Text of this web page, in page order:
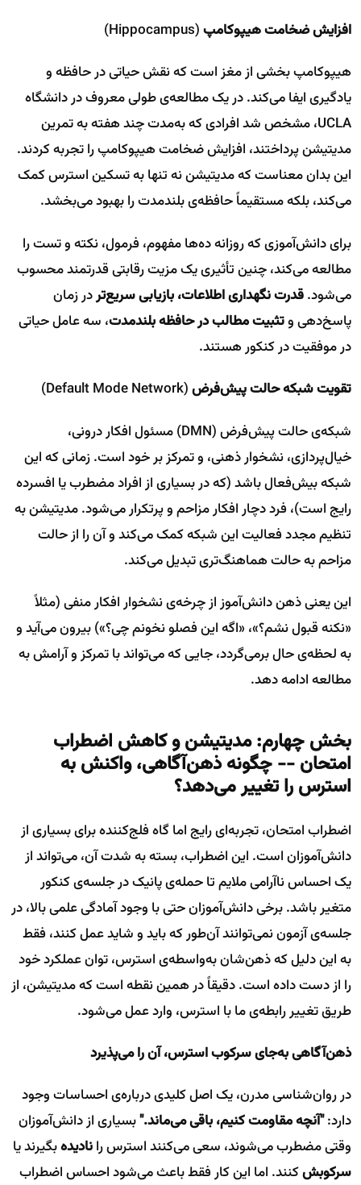
افزایش ضخامت هیپوکامپ(Hippocampus)
هیپوکامپ بخشی از مغز است که نقش حیاتی در حافظه و
یادگیری ایفا می‌کند. در یک مطالعه‌ی طولی معروف در دانشگاه
UCLA، مشخص شد افرادی که به‌مدت چند هفته به تمرین
مدیتیشن پرداختند، افزایش ضخامت هیپوکامپ را تجربه کردند.
این بدان معناست که مدیتیشن نه تنها به تسکین استرس کمک
می‌کند، بلکه مستقیماً حافظه‌ی بلندمدت را بهبود می‌بخشد.
برای دانش‌آموزی که روزانه ده‌ها مفهوم، فرمول، نکته و تست را
مطالعه می‌کند، چنین تأثیری یک مزیت رقابتی قدرتمند محسوب
می‌شود.قدرت نگهداری اطلاعات، بازیابی سریع‌تردر زمان
پاسخ‌دهی وتثبیت مطالب در حافظه بلندمدت، سه عامل حیاتی
در موفقیت در کنکور هستند.
تقویت شبکه حالت پیش‌فرض(Default Mode Network)
شبکه‌ی حالت پیش‌فرض (DMN) مسئول افکار درونی،
خیال‌پردازی، نشخوار ذهنی، و تمرکز بر خود است. زمانی که این
شبکه بیش‌فعال باشد (که در بسیاری از افراد مضطرب یا افسرده
رایج است)، فرد دچار افکار مزاحم و پرتکرار می‌شود. مدیتیشن به
تنظیم مجدد فعالیت این شبکه کمک می‌کند و آن را از حالت
مزاحم به حالت هماهنگ‌تری تبدیل می‌کند.
این یعنی ذهن دانش‌آموز از چرخه‌ی نشخوار افکار منفی (مثلاً
«نکنه قبول نشم؟»، «اگه این فصلو نخونم چی؟») بیرون می‌آید و
به لحظه‌ی حال برمی‌گردد، جایی که می‌تواند با تمرکز و آرامش به
مطالعه ادامه دهد.
بخش چهارم: مدیتیشن و کاهش اضطراب
امتحان -- چگونه ذهن‌آگاهی، واکنش به
استرس را تغییر می‌دهد؟
اضطراب امتحان، تجربه‌ای رایج اما گاه فلج‌کننده برای بسیاری از
دانش‌آموزان است. این اضطراب، بسته به شدت آن، می‌تواند از
یک احساس ناآرامی ملایم تا حمله‌ی پانیک در جلسه‌ی کنکور
متغیر باشد. برخی دانش‌آموزان حتی با وجود آمادگی علمی بالا، در
جلسه‌ی آزمون نمی‌توانند آن‌طور که باید و شاید عمل کنند، فقط
به این دلیل که ذهن‌شان به‌واسطه‌ی استرس، توان عملکرد خود
را از دست داده است. دقیقاً در همین نقطه است که مدیتیشن، از
طریق تغییر رابطه‌ی ما با استرس، وارد عمل می‌شود.
ذهن‌آگاهی به‌جای سرکوب استرس، آن را می‌پذیرد
در روان‌شناسی مدرن، یک اصل کلیدی درباره‌ی احساسات وجود
دارد:"آنچه مقاومت کنیم، باقی می‌ماند."بسیاری از دانش‌آموزان
وقتی مضطرب می‌شوند، سعی می‌کنند استرس رانادیدهبگیرند یا
سرکوبشکنند. اما این کار فقط باعث می‌شود احساس اضطراب